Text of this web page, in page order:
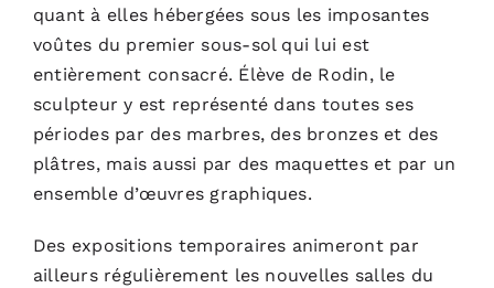
quant à elles hébergées sous les imposantes
voûtes du premier sous-sol qui lui est
entièrement consacré. Élève de Rodin, le
sculpteur y est représenté dans toutes ses
périodes par des marbres, des bronzes et des
plâtres, mais aussi par des maquettes et par un
ensemble d’œuvres graphiques.
Des expositions temporaires animeront par
ailleurs régulièrement les nouvelles salles du